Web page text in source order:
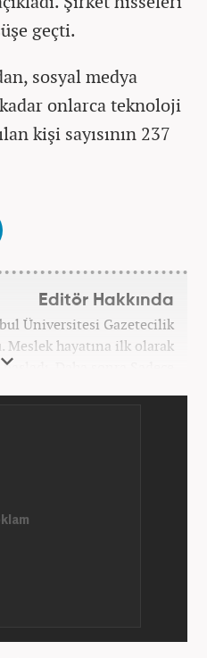
geçti.
sosyal medya
onlarca teknoloji
kişi sayısının 237
Editör Hakkında
Üniversitesi Gazetecilik
hayatına ilk olarak
Daha sonra Sadece